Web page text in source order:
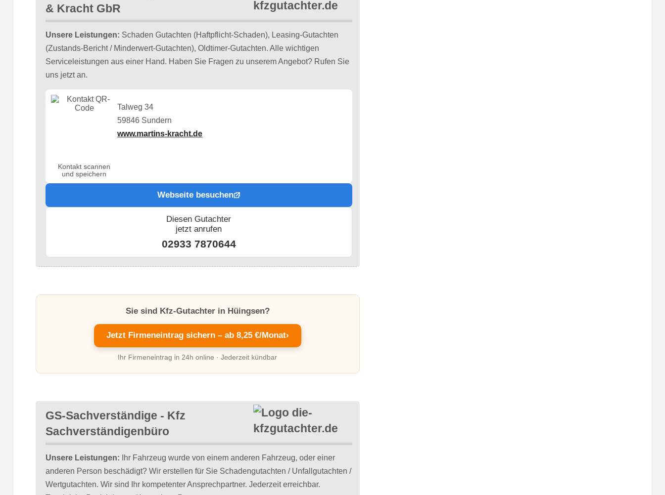
& Kracht GbR
Unsere Leistungen: Schaden Gutachten (Haftpflicht-Schaden), Leasing-Gutachten
(Zustands-Bericht / Minderwert-Gutachten), Oldtimer-Gutachten. Alle wichtigen
Serviceleistungen aus einer Hand. Haben Sie Fragen zu unserem Angebot? Rufen Sie
uns jetzt an.
Kontakt scannen
und speichern
Talweg 34
59846 Sundern
www.martins-kracht.de
Webseite besuchen
Diesen Gutachter
jetzt anrufen
02933 7870644
Sie sind Kfz-Gutachter in Hüingsen?
Jetzt Firmeneintrag sichern – ab 8,25 €/Monat›
Ihr Firmeneintrag in 24h online · Jederzeit kündbar
GS-Sachverständige - Kfz
Sachverständigenbüro
Unsere Leistungen: Ihr Fahrzeug wurde von einem anderen Fahrzeug, oder einer
anderen Person beschädigt? Wir erstellen für Sie Schadengutachten / Unfallgutachten /
Wertgutachten. Wir sind Ihr kompetenter Ansprechpartner. Jederzeit erreichbar.